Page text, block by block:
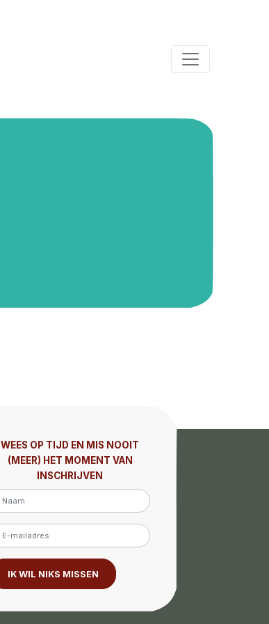
WEES OP TIJD EN MIS NOOIT
(MEER) HET MOMENT VAN
INSCHRIJVEN
IK WIL NIKS MISSEN